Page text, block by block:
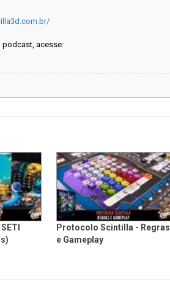
podcast, acesse:
Protocolo Scintilla - Regras
e Gameplay